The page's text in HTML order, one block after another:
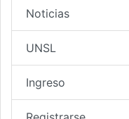
Noticias
UNSL
Ingreso